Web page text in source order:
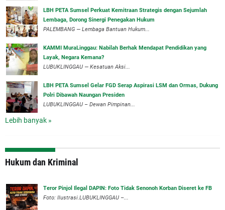
LBH PETA Sumsel Perkuat Kemitraan Strategis dengan Sejumlah
Lembaga, Dorong Sinergi Penegakan Hukum
PALEMBANG — Lembaga Bantuan Hukum...
‎KAMMI MuraLinggau: Nabilah Berhak Mendapat Pendidikan yang
Layak, Negara Kemana?
LUBUKLINGGAU — Kesatuan Aksi...
‎LBH PETA Sumsel Gelar FGD Serap Aspirasi LSM dan Ormas, Dukung
Polri Dibawah Naungan Presiden
‎LUBUKLINGGAU – Dewan Pimpinan...
Lebih banyak »
Hukum dan Kriminal
Teror Pinjol Ilegal DAPIN: Foto Tidak Senonoh Korban Diseret ke FB
Foto: Ilustrasi.LUBUKLINGGAU –...